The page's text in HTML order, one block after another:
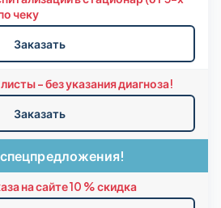
чеку
Заказать
- без указания диагноза!
Заказать
на сайте 10 % скидка